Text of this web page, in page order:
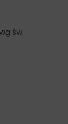
św.